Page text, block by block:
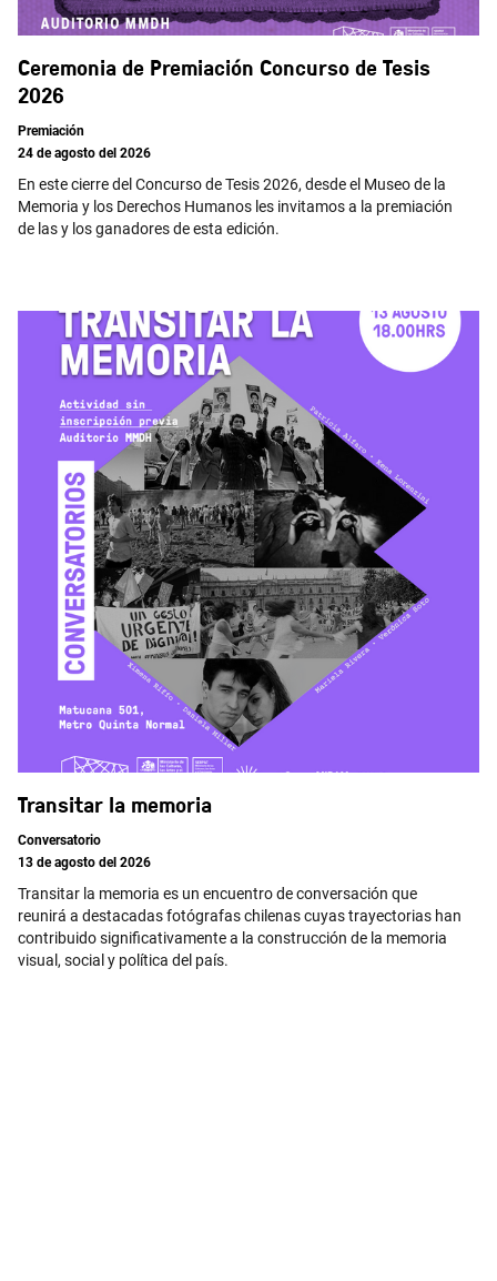
Ceremonia de Premiación Concurso de Tesis
2026
Premiación
24 de agosto del 2026
En este cierre del Concurso de Tesis 2026, desde el Museo de la
Memoria y los Derechos Humanos les invitamos a la premiación
de las y los ganadores de esta edición.
Transitar la memoria
Conversatorio
13 de agosto del 2026
Transitar la memoria es un encuentro de conversación que
reunirá a destacadas fotógrafas chilenas cuyas trayectorias han
contribuido significativamente a la construcción de la memoria
visual, social y política del país.